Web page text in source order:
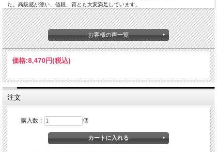
た。高級感が漂い、値段、質とも大変満足しています。
お客様の声一覧
価格:8,470円(税込)
注文
購入数： 個